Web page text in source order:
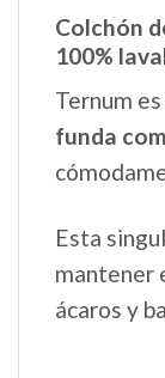
Colchón
100%
Ternum
funda
Esta
mantener
ácaros y